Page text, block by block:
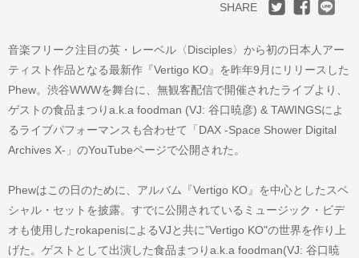
SHARE
音楽フリーク注目の英・レーベル〈Disciples〉から初の日本人アー
ティスト作品となる最新作『Vertigo KO』を昨年9月にリリースした
Phew。渋谷WWWを舞台に、無観客配信で開催されたライブより、
ゲストの食品まつりa.k.a foodman (VJ: 谷口暁彦) & TAWINGSによ
るライブパフォーマンスも合わせて「DAX -Space Shower Digital
Archives X-」のYouTubeページで公開された。
Phewはこの日のために、アルバム『Vertigo KO』を中心としたスペ
シャル・セットを披露。すでに公開されているミュージック・ビデ
オも使用したrokapenisによるVJと共に”Vertigo KO"の世界を作り上
げた。ゲストとして出演した食品まつりa.k.a foodman(VJ: 谷口暁